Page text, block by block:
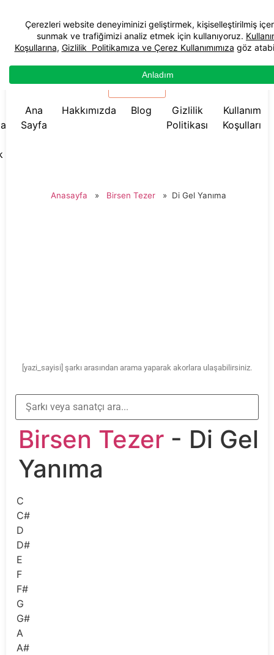
☰ Menü
Ana
Sayfa
Hakkımızda Blog
Gizlilik
Politikası
Kullanım
Koşulları
Anasayfa » Birsen Tezer » Di Gel Yanıma
[yazi_sayisi] şarkı arasından arama yaparak akorlara ulaşabilirsiniz.
Birsen Tezer - Di Gel
Yanıma
C
C#
D
D#
E
F
F#
G
G#
A
A#